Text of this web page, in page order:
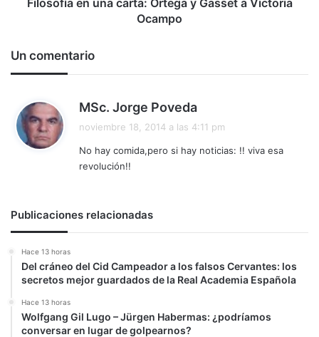
Filosofía en una carta: Ortega y Gasset a Victoria
Ocampo
Un comentario
MSc. Jorge Poveda
e
noviembre 18, 2014 a las 4:11 pm
No hay comida,pero si hay noticias: !! viva esa
revolución!!
Publicaciones relacionadas
Hace 13 horas
Del cráneo del Cid Campeador a los falsos Cervantes: los
secretos mejor guardados de la Real Academia Española
Hace 13 horas
Wolfgang Gil Lugo – Jürgen Habermas: ¿podríamos
conversar en lugar de golpearnos?